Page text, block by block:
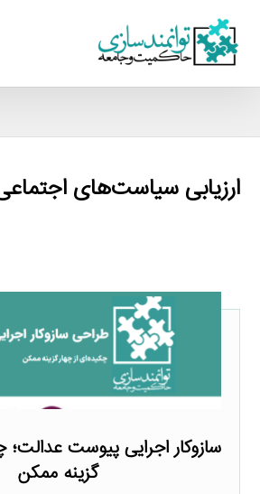
ارزیابی سیاست‌های
سازوکار اجرایی پیوست عدالت؛
گزینه ممکن